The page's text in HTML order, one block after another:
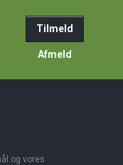
Tilmeld
Afmeld
og vores